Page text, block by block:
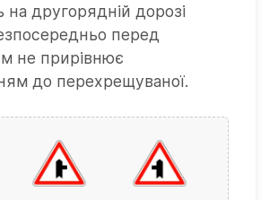
на другорядній дорозі
перед
не прирівнює
до перехрещуваної.